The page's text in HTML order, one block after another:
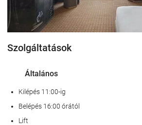
Szolgáltatások
Általános
Kilépés 11:00-ig
Belépés 16:00 órától
Lift